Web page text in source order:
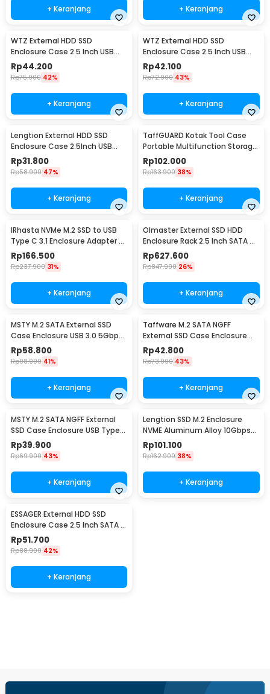
+ Keranjang + Keranjang
WTZ External HDD SSD
Enclosure Case 2.5 Inch USB
Type C to Type C 3.1 - GEN-2
Rp44.200
Rp75.900 42%
+ Keranjang
WTZ External HDD SSD
Enclosure Case 2.5 Inch USB
Type A to Type C 3.1 - WTZ-27
Rp42.100
Rp72.900 43%
+ Keranjang
Lengtion External HDD SSD
Enclosure Case 2.5Inch USB
Type A to Micro B - SE25
Rp31.800
Rp58.900 47%
+ Keranjang
TaffGUARD Kotak Tool Case
Portable Multifunction Storage
Box - V-2
Rp102.000
Rp163.900 38%
+ Keranjang
IRhasta NVMe M.2 SSD to USB
Type C 3.1 Enclosure Adapter -
HY2078
Rp166.500
Rp237.900 31%
+ Keranjang
Olmaster External SSD HDD
Enclosure Rack 2.5 Inch SATA 6
Bay 6TB - MR-6601
Rp627.600
Rp847.900 26%
+ Keranjang
MSTY M.2 SATA External SSD
Case Enclosure USB 3.0 5Gbps
- VT811
Rp58.800
Rp98.900 41%
+ Keranjang
Taffware M.2 SATA NGFF
External SSD Case Enclosure
USB C 3.1 5Gbps - TZ810
Rp42.800
Rp73.900 43%
+ Keranjang
MSTY M.2 SATA NGFF External
SSD Case Enclosure USB Type
C 3.0 5Gbps - IDPWM2
Rp39.900
Rp69.900 43%
+ Keranjang
Lengtion SSD M.2 Enclosure
NVME Aluminum Alloy 10Gbps
USB Type C 3.1 - M12
Rp101.100
Rp162.900 38%
+ Keranjang
ESSAGER External HDD SSD
Enclosure Case 2.5 Inch SATA III
USB 3.0 - EYPS0-XZ20-P
Rp51.700
Rp88.900 42%
+ Keranjang